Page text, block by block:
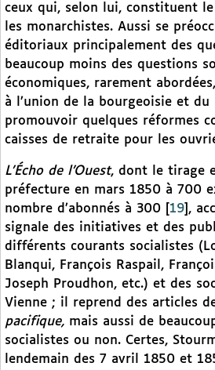
ceux qui, selon lui, constituent
les monarchistes. Aussi se
éditoriaux principalement des
beaucoup moins des questions
économiques, rarement
à l’union de la bourgeoisie et
promouvoir quelques réformes
caisses de retraite pour les
L’Écho de l’Ouest, dont le tirage
préfecture en mars 1850 à 700
nombre d’abonnés à 300
19 ,
signale des initiatives et des
différents courants socialistes
Blanqui, François Raspail,
Joseph Proudhon, etc.) et des
Vienne ; il reprend des articles
pacifique, mais aussi de
socialistes ou non. Certes,
lendemain des 7 avril 1850 et